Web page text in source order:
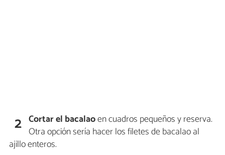
2 Cortar el bacalaoen cuadros pequeños y reserva.
Otra opción sería hacer los filetes de bacalao al
ajillo enteros.